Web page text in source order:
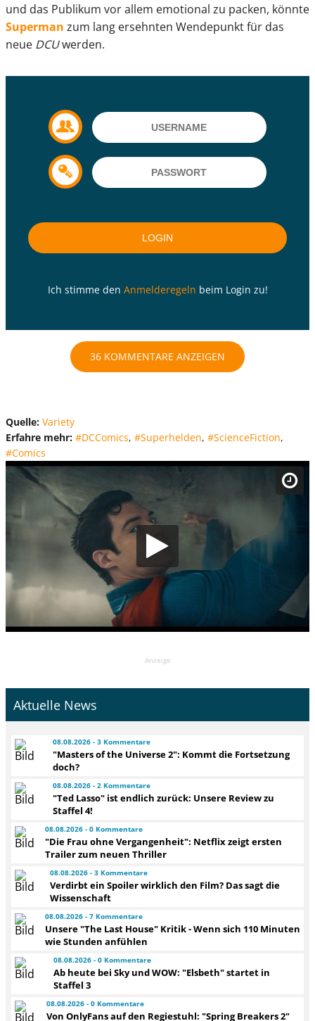
und das Publikum vor allem emotional zu packen, könnte
Superman zum lang ersehnten Wendepunkt für das
neue DCUwerden.
Ich stimme den Anmelderegeln beim Login zu!
36 KOMMENTARE ANZEIGEN
Quelle: Variety
Erfahre mehr: #DCComics, #Superhelden, #ScienceFiction,
#Comics
Anzeige
Aktuelle News
08.08.2026 - 3 Kommentare
"Masters of the Universe 2": Kommt die Fortsetzung
doch?
08.08.2026 - 2 Kommentare
"Ted Lasso" ist endlich zurück: Unsere Review zu
Staffel 4!
08.08.2026 - 0 Kommentare
"Die Frau ohne Vergangenheit": Netflix zeigt ersten
Trailer zum neuen Thriller
08.08.2026 - 3 Kommentare
Verdirbt ein Spoiler wirklich den Film? Das sagt die
Wissenschaft
08.08.2026 - 7 Kommentare
Unsere "The Last House" Kritik - Wenn sich 110 Minuten
wie Stunden anfühlen
08.08.2026 - 0 Kommentare
Ab heute bei Sky und WOW: "Elsbeth" startet in
Staffel 3
08.08.2026 - 0 Kommentare
Von OnlyFans auf den Regiestuhl: "Spring Breakers 2"